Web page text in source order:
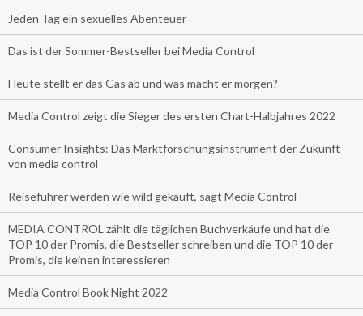
Jeden Tag ein sexuelles Abenteuer
Das ist der Sommer-Bestseller bei Media Control
Heute stellt er das Gas ab und was macht er morgen?
Media Control zeigt die Sieger des ersten Chart-Halbjahres 2022
Consumer Insights: Das Marktforschungsinstrument der Zukunft
von media control
Reiseführer werden wie wild gekauft, sagt Media Control
MEDIA CONTROL zählt die täglichen Buchverkäufe und hat die
TOP 10 der Promis, die Bestseller schreiben und die TOP 10 der
Promis, die keinen interessieren
Media Control Book Night 2022